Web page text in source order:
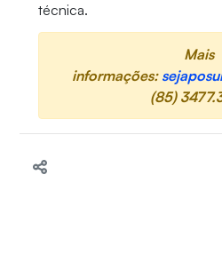
técnica.
Mais
informações:
(85)